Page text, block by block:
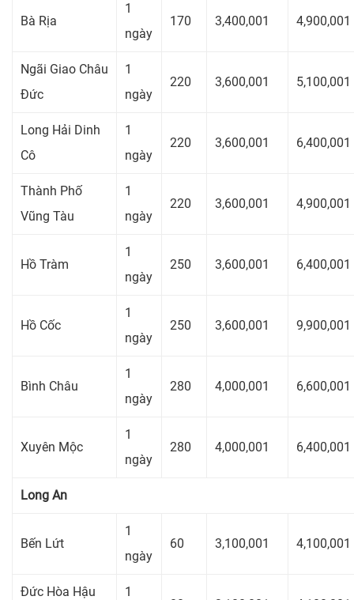
Bà Rịa
1
ngày
170 3,400,001 4,900,001
Ngãi Giao Châu
Đức
1
ngày
220 3,600,001 5,100,001
Long Hải Dinh
Cô
1
ngày
220 3,600,001 6,400,001
Thành Phố
Vũng Tàu
1
ngày
220 3,600,001 4,900,001
Hồ Tràm
1
ngày
250 3,600,001 6,400,001
Hồ Cốc
1
ngày
250 3,600,001 9,900,001
Bình Châu
1
ngày
280 4,000,001 6,600,001
Xuyên Mộc
1
ngày
280 4,000,001 6,400,001
Long An
Bến Lứt
1
ngày
60 3,100,001 4,100,001
Đức Hòa Hậu
1